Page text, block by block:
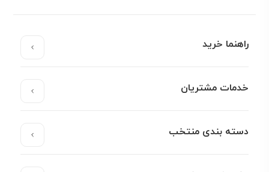
راهنما خرید
خدمات مشتریان
دسته بندی منتخب